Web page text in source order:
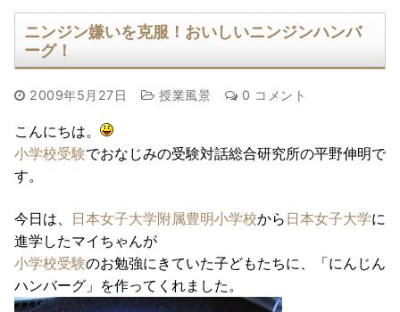
ニンジン嫌いを克服！おいしいニンジンハンバ
ーグ！
2009年5月27日 授業風景 0 コメント
こんにちは。
小学校受験でおなじみの受験対話総合研究所の平野伸明で
す。
今日は、 日本女子大学附属豊明小学校から 日本女子大学に
進学したマイちゃんが
小学校受験のお勉強にきていた子どもたちに、「にんじん
ハンバーグ」を作ってくれました。